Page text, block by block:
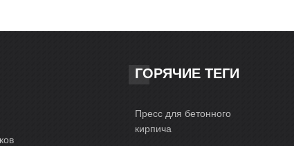
строителей и позвольте QYJ-4000
ГОРЯЧИЕ ТЕГИ
Пресс для бетонного
кирпича